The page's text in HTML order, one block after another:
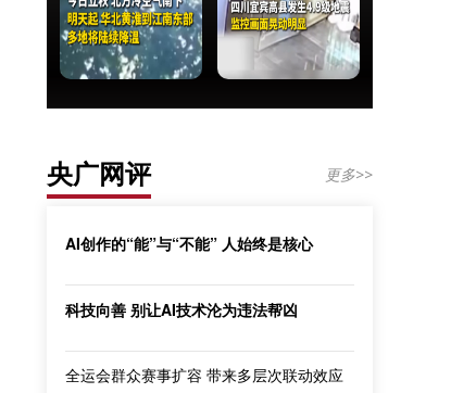
央广网评 更多>>
AI创作的“能”与“不能” 人始终是核心
科技向善 别让AI技术沦为违法帮凶
全运会群众赛事扩容 带来多层次联动效应